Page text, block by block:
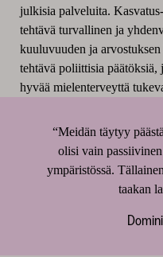
julkisia palveluita.
tehtävä turvallinen ja
kuuluvuuden ja
tehtävä poliittisia
hyvää mielenterveyttä
“Meidän täytyy
olisi vain
ympäristössä.
taakan